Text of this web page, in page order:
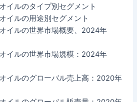
イルのタイプ別セグメント
イルの用途別セグメント
イルの世界市場概要、2024年
イルの世界市場規模：2024年
イルのグローバル売上高：2020年